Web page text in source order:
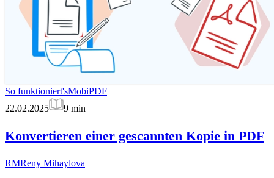
So funktioniert'sMobiPDF
22.02.2025
9 min
Konvertieren einer gescannten Kopie in PDF
RMReny Mihaylova